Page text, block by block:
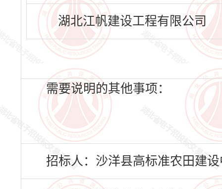
湖北江帆建设工程有限公司
需要说明的其他事项：
招标人：沙洋县高标准农田建